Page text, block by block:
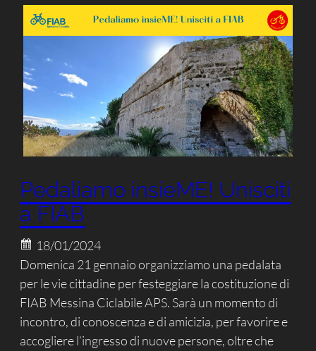
Pedaliamo insieME! Unisciti
a FIAB
18/01/2024
Domenica 21 gennaio organizziamo una pedalata
per le vie cittadine per festeggiare la costituzione di
FIAB Messina Ciclabile APS. Sarà un momento di
incontro, di conoscenza e di amicizia, per favorire e
accogliere l’ingresso di nuove persone, oltre che